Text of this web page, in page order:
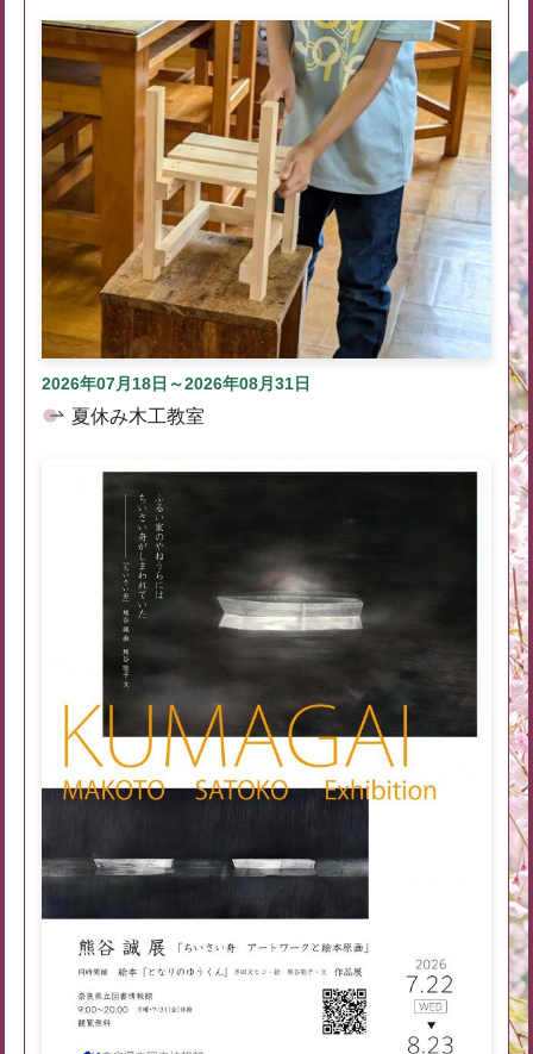
2026年07月18日～2026年08月31日
夏休み木工教室